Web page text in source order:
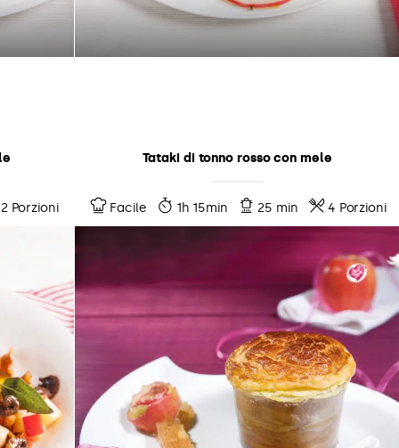
Porzioni
Tataki di tonno rosso con mele
Facile 1h 15min 25 min 4 Porzioni